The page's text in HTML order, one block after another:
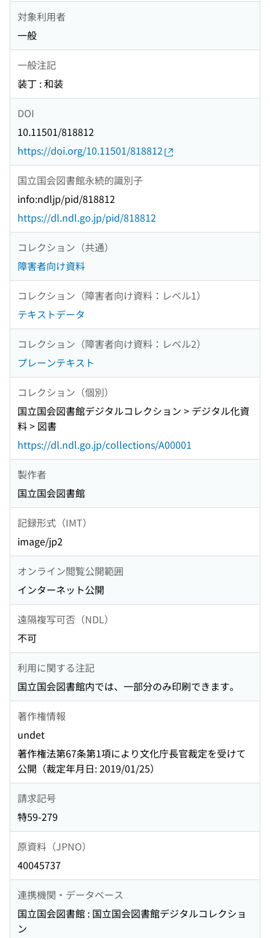
対象利用者
一般
一般注記
装丁 : 和装
DOI
10.11501/818812
https://doi.org/10.11501/818812
国立国会図書館永続的識別子
info:ndljp/pid/818812
https://dl.ndl.go.jp/pid/818812
コレクション（共通）
障害者向け資料
コレクション（障害者向け資料：レベル1）
テキストデータ
コレクション（障害者向け資料：レベル2）
プレーンテキスト
コレクション（個別）
国立国会図書館デジタルコレクション > デジタル化資
料 > 図書
https://dl.ndl.go.jp/collections/A00001
製作者
国立国会図書館
記録形式（IMT）
image/jp2
オンライン閲覧公開範囲
インターネット公開
遠隔複写可否（NDL）
不可
利用に関する注記
国立国会図書館内では、一部分のみ印刷できます。
著作権情報
undet
著作権法第67条第1項により文化庁長官裁定を受けて
公開（裁定年月日: 2019/01/25）
請求記号
特59-279
原資料（JPNO）
40045737
連携機関・データベース
国立国会図書館 : 国立国会図書館デジタルコレクショ
ン